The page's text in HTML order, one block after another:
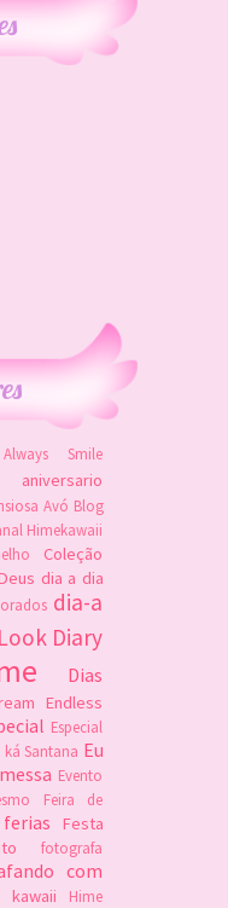
Always Smile
aniversario
Avó Blog
Himekawaii
Coleção
dia a dia
dia-a
Diary
Dias
Endless
Especial
ká Santana Eu
Evento
Feira de
ferias
Festa
fotografa
com
kawaii
Hime